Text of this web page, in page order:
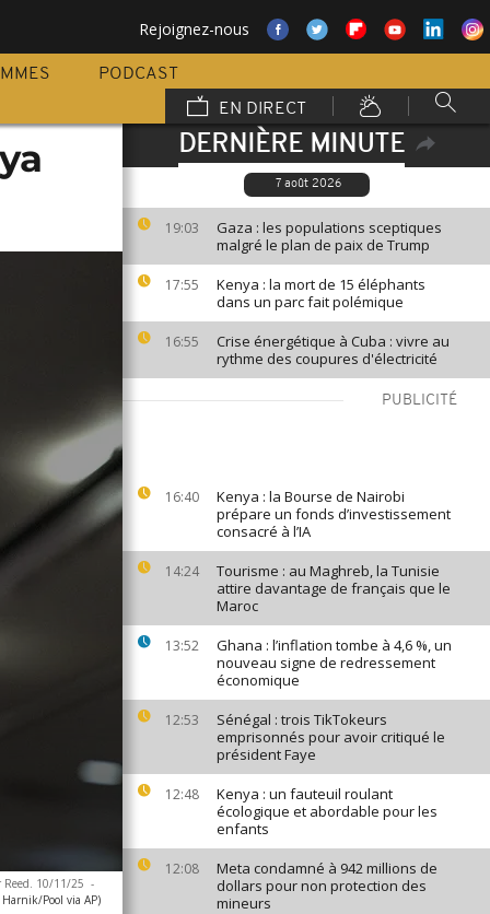
Rejoignez-nous
PODCAST
EN DIRECT
DERNIÈRE MINUTE
7 août 2026
19:03
Gaza : les populations sceptiques
malgré le plan de paix de Trump
17:55
Kenya : la mort de 15 éléphants
dans un parc fait polémique
16:55
Crise énergétique à Cuba : vivre au
rythme des coupures d'électricité
PUBLICITÉ
16:40
Kenya : la Bourse de Nairobi
prépare un fonds d’investissement
consacré à l’IA
14:24
Tourisme : au Maghreb, la Tunisie
attire davantage de français que le
Maroc
13:52
Ghana : l’inflation tombe à 4,6 %, un
nouveau signe de redressement
économique
12:53
Sénégal : trois TikTokeurs
emprisonnés pour avoir critiqué le
président Faye
12:48
Kenya : un fauteuil roulant
écologique et abordable pour les
enfants
12:08
Meta condamné à 942 millions de
dollars pour non protection des
mineurs
Reed. 10/11/25 -
Pool via AP)